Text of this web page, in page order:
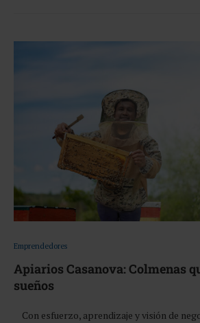
Emprendedores
Apiarios Casanova: Colmenas
sueños
Con esfuerzo, aprendizaje y visión de